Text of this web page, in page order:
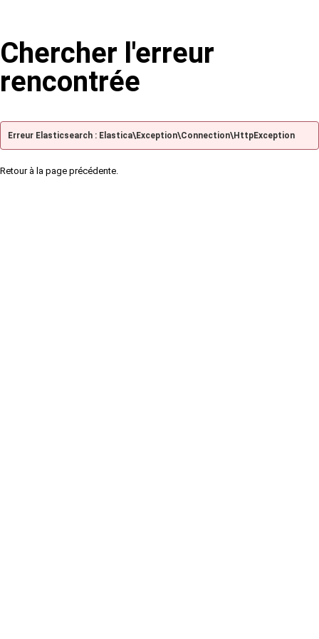
Chercher l'erreur
rencontrée
Erreur Elasticsearch : Elastica\Exception\Connection\HttpException
Retour à la page précédente.